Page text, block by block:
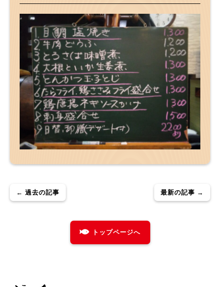
← 過去の記事 最新の記事 →
トップページへ